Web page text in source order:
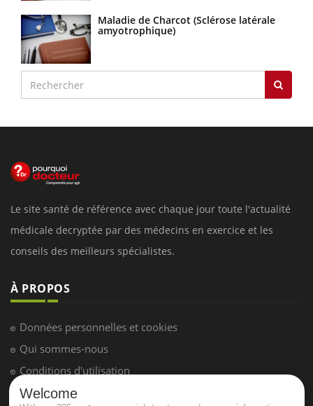
Maladie de Charcot (Sclérose latérale
amyotrophique)
Le site santé de référence avec chaque jour toute l'actualité
médicale decryptée par des médecins en exercice et les
conseils des meilleurs spécialistes.
À PROPOS
Données personnelles et cookies
Qui sommes-nous
Conditions d'utilisation
Plan du site
Welcome